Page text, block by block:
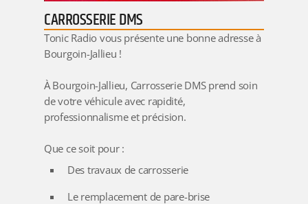
CARROSSERIE DMS
TonicRadio vous présente une bonne adresse à
Bourgoin-Jallieu !
À Bourgoin-Jallieu, Carrosserie DMSprend soin
de votre véhicule avec rapidité,
professionnalisme et précision.
Que ce soit pour :
Des travaux de carrosserie
Le remplacement de pare-brise